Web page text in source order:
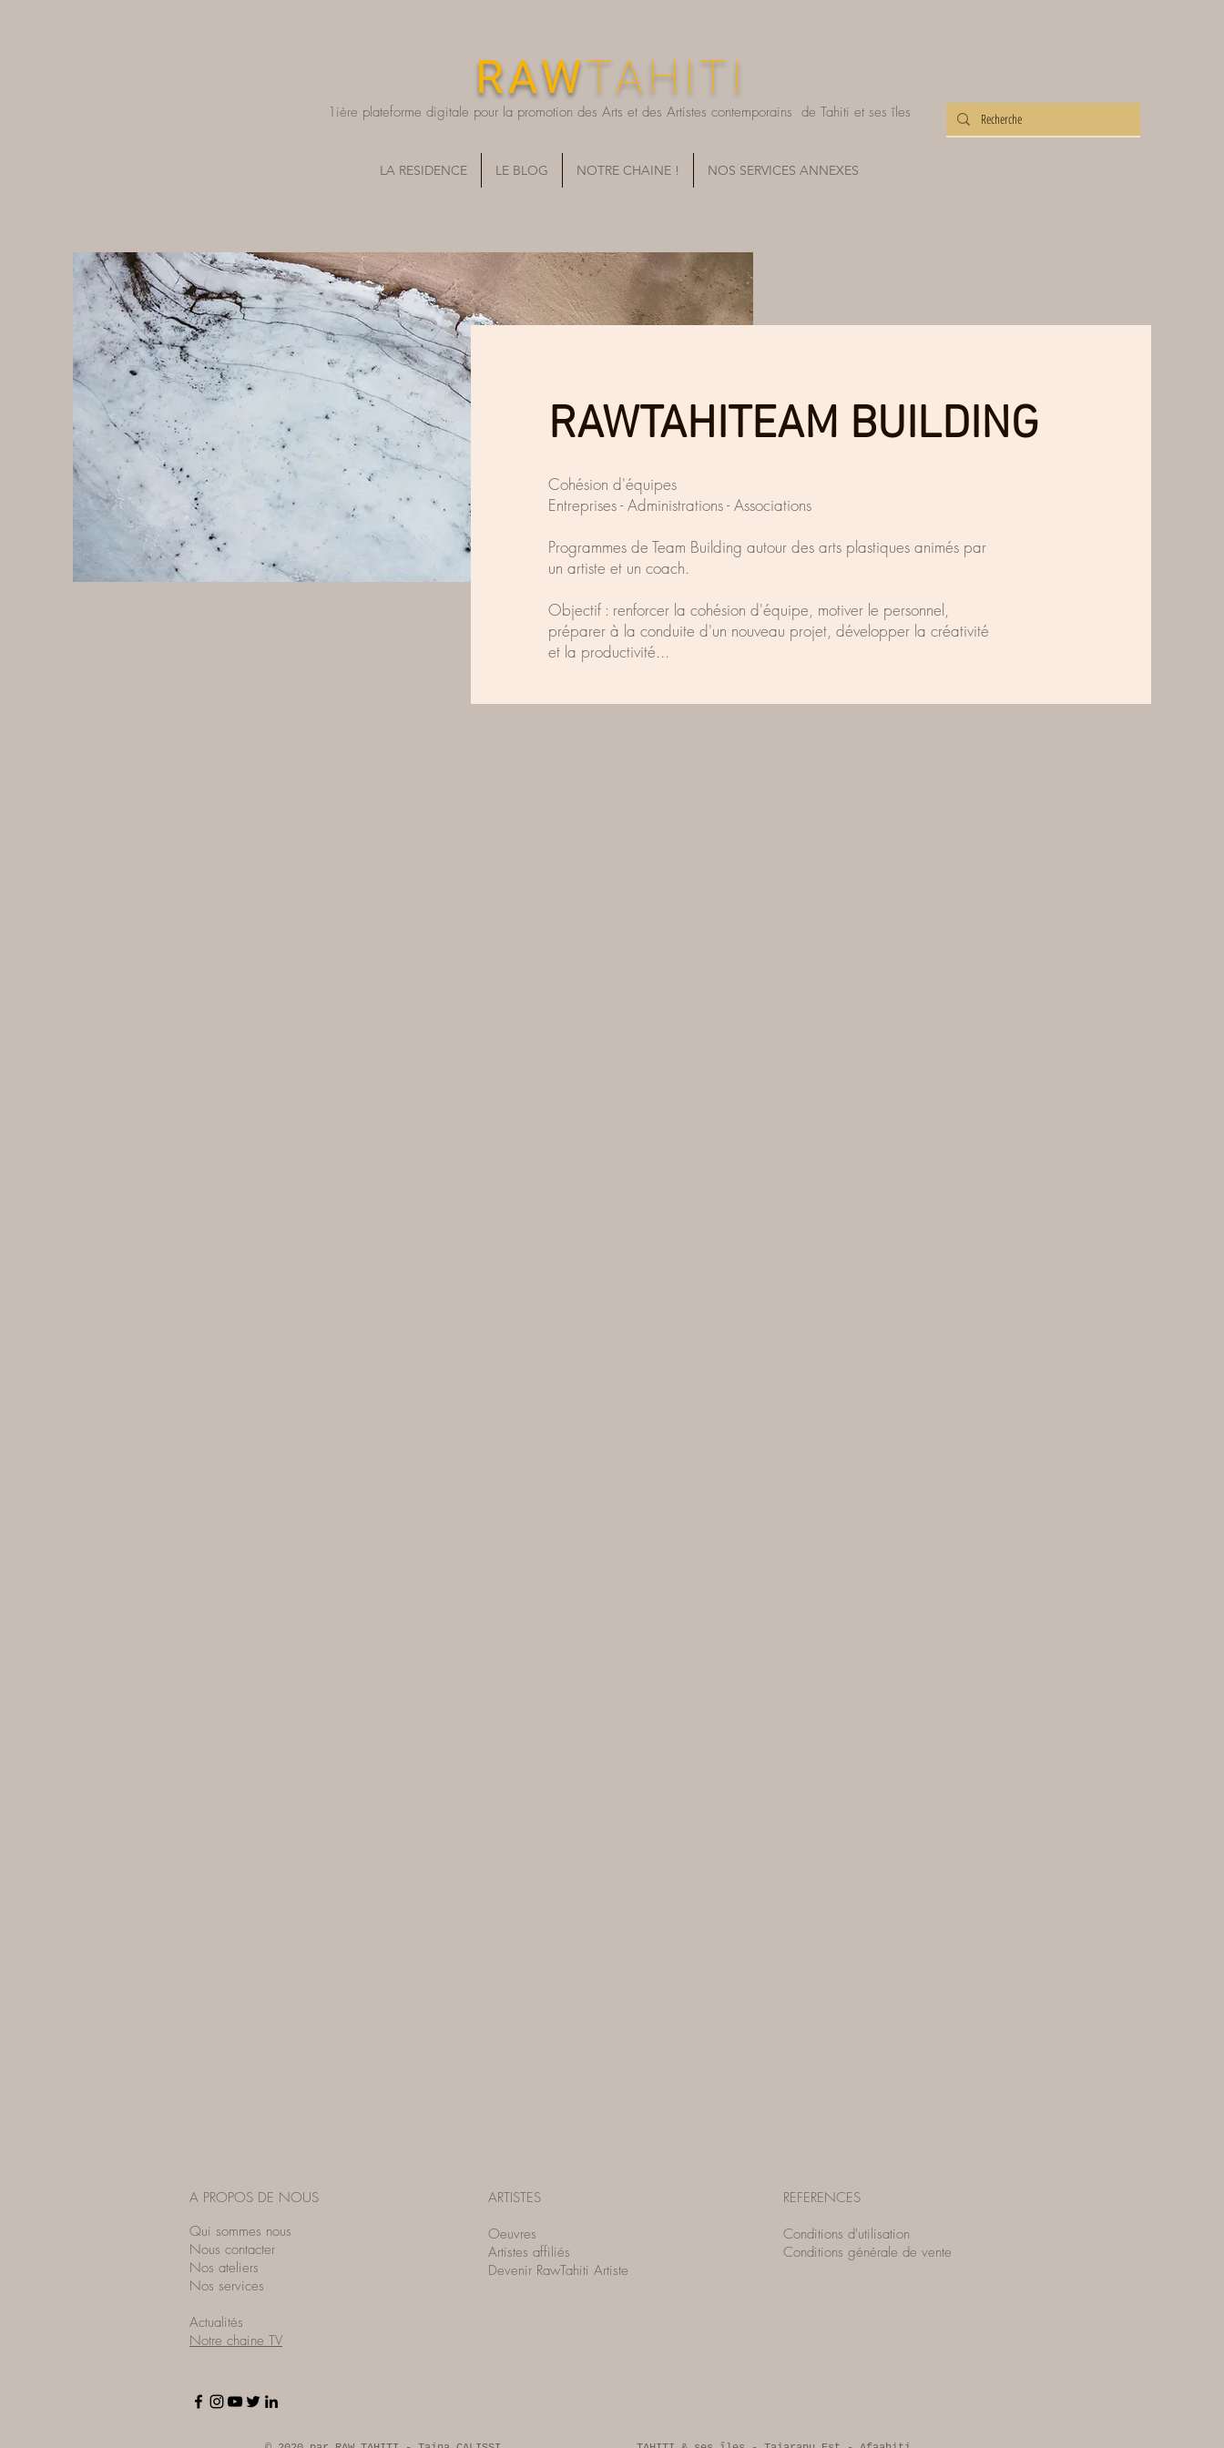
RAWTAHITI
1ière plateforme digitale pour la promotion des Arts et des Artistes contemporains de Tahiti et ses îles
LA RESIDENCE LE BLOG NOTRE CHAINE ! NOS SERVICES ANNEXES
RAWTAHITEAM BUILDING
Cohésion d'équipes
Entreprises - Administrations - Associations
Programmes de Team Building autour des arts plastiques animés par
un artiste et un coach.
Objectif : renforcer la cohésion d'équipe, motiver le personnel,
préparer à la conduite d'un nouveau projet, développer la créativité
et la productivité...
A PROPOS DE NOUS
Qui sommes nous
Nous contacter
Nos ateliers
Nos services
Actualités
Notre chaine TV
ARTISTES
Oeuvres
Artistes affiliés
Devenir RawTahiti Artiste
REFERENCES
Conditions d'utilisation
Conditions générale de vente